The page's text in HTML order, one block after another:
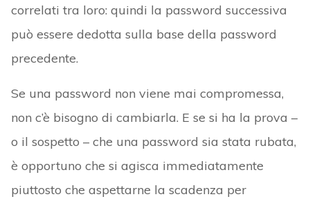
correlati tra loro: quindi la password successiva
può essere dedotta sulla base della password
precedente.
Se una password non viene mai compromessa,
non c’è bisogno di cambiarla. E se si ha la prova –
o il sospetto – che una password sia stata rubata,
è opportuno che si agisca immediatamente
piuttosto che aspettarne la scadenza per